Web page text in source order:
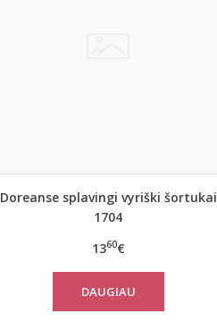
Doreanse splavingi vyriški šortukai
1704
1360€
DAUGIAU